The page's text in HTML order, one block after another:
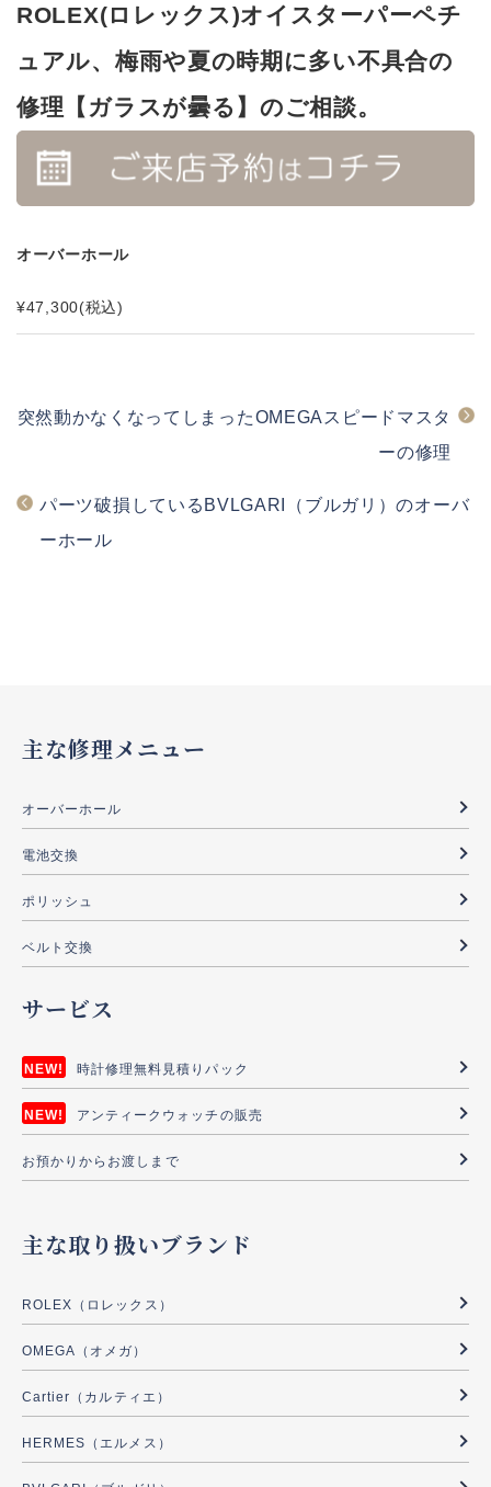
ROLEX(ロレックス)オイスターパーペチ
ュアル、梅雨や夏の時期に多い不具合の
修理【ガラスが曇る】のご相談。
オーバーホール
¥47,300(税込)
突然動かなくなってしまったOMEGAスピードマスタ
ーの修理
パーツ破損しているBVLGARI（ブルガリ）のオーバ
ーホール
主な修理メニュー
オーバーホール
電池交換
ポリッシュ
ベルト交換
サービス
時計修理無料見積りパック
アンティークウォッチの販売
お預かりからお渡しまで
主な取り扱いブランド
ROLEX（ロレックス）
OMEGA（オメガ）
Cartier（カルティエ）
HERMES（エルメス）